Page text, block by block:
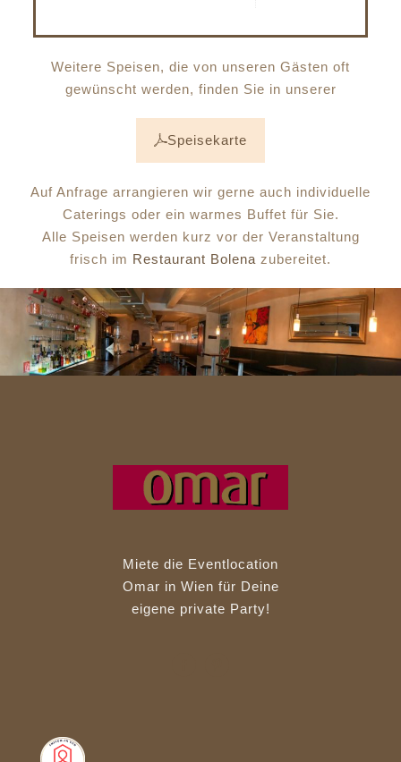
Weitere Speisen, die von unseren Gästen oft
gewünscht werden, finden Sie in unserer
Speisekarte
Auf Anfrage arrangieren wir gerne auch individuelle
Caterings oder ein warmes Buffet für Sie.
Alle Speisen werden kurz vor der Veranstaltung
frisch im Restaurant Bolena zubereitet.
Miete die Eventlocation
Omar in Wien für Deine
eigene private Party!